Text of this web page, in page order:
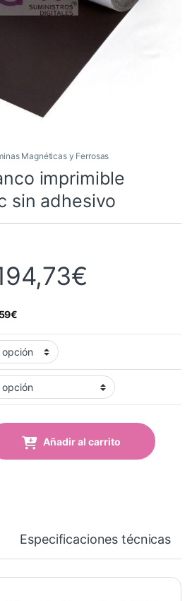
Magnéticas y Ferrosas
imprimible
sin adhesivo
€
€
(Imán) 500 mc sin adhesivo
Añadir al carrito
Especificaciones técnicas